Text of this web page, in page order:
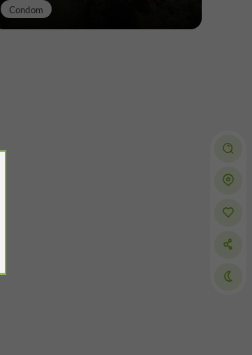
Condom